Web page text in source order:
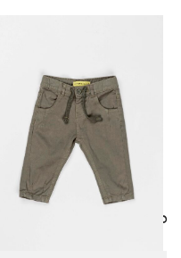
منتجات مميزة